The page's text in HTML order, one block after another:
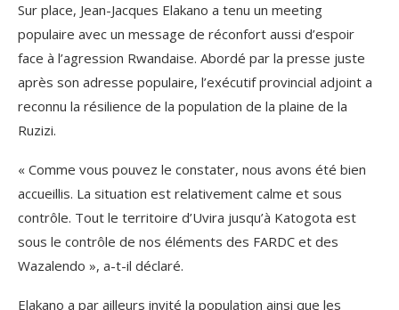
Sur place, Jean-Jacques Elakano a tenu un meeting
populaire avec un message de réconfort aussi d’espoir
face à l’agression Rwandaise. Abordé par la presse juste
après son adresse populaire, l’exécutif provincial adjoint a
reconnu la résilience de la population de la plaine de la
Ruzizi.
« Comme vous pouvez le constater, nous avons été bien
accueillis. La situation est relativement calme et sous
contrôle. Tout le territoire d’Uvira jusqu’à Katogota est
sous le contrôle de nos éléments des FARDC et des
Wazalendo », a-t-il déclaré.
Elakano a par ailleurs invité la population ainsi que les